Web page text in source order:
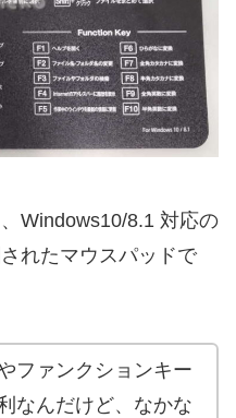
Windows10/8.1 対応の
れたマウスパッドで
ファンクションキー
なんだけど、なかな